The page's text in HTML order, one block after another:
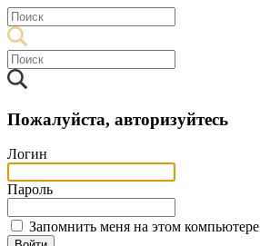
Пожалуйста, авторизуйтесь
Логин
Пароль
Запомнить меня на этом компьютере